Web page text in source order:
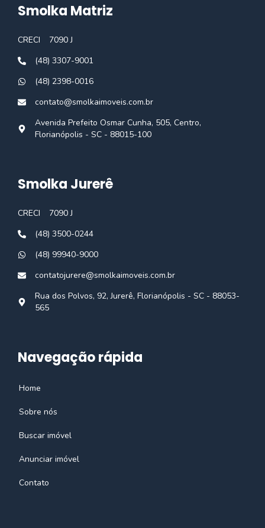
Smolka Matriz
CRECI
7090 J
(48) 3307-9001
(48) 2398-0016
contato@smolkaimoveis.com.br
Avenida Prefeito Osmar Cunha, 505, Centro,
Florianópolis - SC - 88015-100
Smolka Jurerê
CRECI
7090 J
(48) 3500-0244
(48) 99940-9000
contatojurere@smolkaimoveis.com.br
Rua dos Polvos, 92, Jurerê, Florianópolis - SC - 88053-
565
Navegação rápida
Home
Sobre nós
Buscar imóvel
Anunciar imóvel
Contato